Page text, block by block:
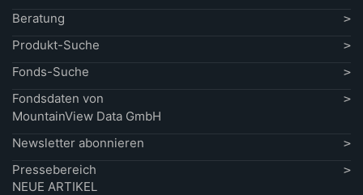
Beratung
Produkt-Suche
Fonds-Suche
Fondsdaten von
MountainView Data GmbH
Newsletter abonnieren
Pressebereich
NEUE ARTIKEL